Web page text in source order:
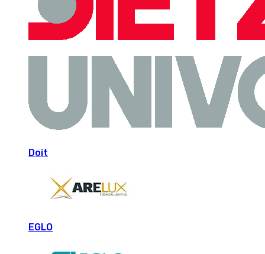
Doit
EGLO